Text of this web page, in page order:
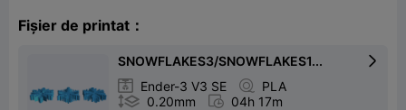
Fișier de printat：
SNOWFLAKES3/SNOWFLAKES1... 
 Ender-3 V3 SE  PLA
 0.20mm  04h 17m